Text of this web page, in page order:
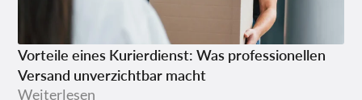
Vorteile eines Kurierdienst: Was professionellen
Versand unverzichtbar macht
Weiterlesen